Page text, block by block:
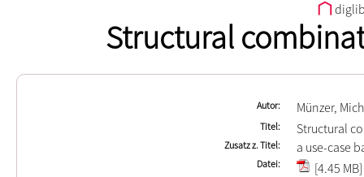
Structural
Autor Münzer,
Titel Structural
Zusatz z. Titel a use-case
Datei [4.45 MB]